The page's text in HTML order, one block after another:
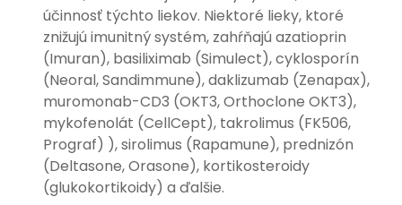
účinnosť týchto liekov. Niektoré lieky, ktoré
znižujú imunitný systém, zahŕňajú azatioprin
(Imuran), basiliximab (Simulect), cyklosporín
(Neoral, Sandimmune), daklizumab (Zenapax),
muromonab-CD3 (OKT3, Orthoclone OKT3),
mykofenolát (CellCept), takrolimus (FK506,
Prograf) ), sirolimus (Rapamune), prednizón
(Deltasone, Orasone), kortikosteroidy
(glukokortikoidy) a ďalšie.